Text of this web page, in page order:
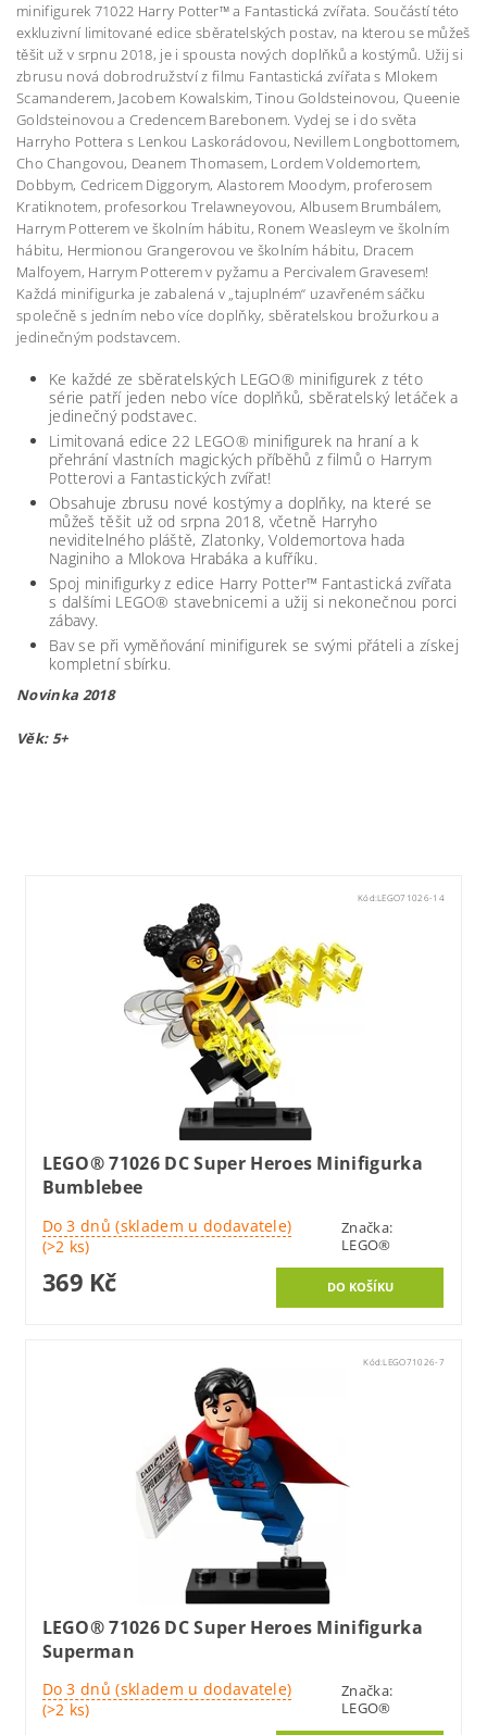
minifigurek 71022 Harry Potter™ a Fantastická zvířata. Součástí této
exkluzivní limitované edice sběratelských postav, na kterou se můžeš
těšit už v srpnu 2018, je i spousta nových doplňků a kostýmů. Užij si
zbrusu nová dobrodružství z filmu Fantastická zvířata s Mlokem
Scamanderem, Jacobem Kowalskim, Tinou Goldsteinovou, Queenie
Goldsteinovou a Credencem Barebonem. Vydej se i do světa
Harryho Pottera s Lenkou Laskorádovou, Nevillem Longbottomem,
Cho Changovou, Deanem Thomasem, Lordem Voldemortem,
Dobbym, Cedricem Diggorym, Alastorem Moodym, proferosem
Kratiknotem, profesorkou Trelawneyovou, Albusem Brumbálem,
Harrym Potterem ve školním hábitu, Ronem Weasleym ve školním
hábitu, Hermionou Grangerovou ve školním hábitu, Dracem
Malfoyem, Harrym Potterem v pyžamu a Percivalem Gravesem!
Každá minifigurka je zabalená v „tajuplném“ uzavřeném sáčku
společně s jedním nebo více doplňky, sběratelskou brožurkou a
jedinečným podstavcem.
Ke každé ze sběratelských LEGO® minifigurek z této
série patří jeden nebo více doplňků, sběratelský letáček a
jedinečný podstavec.
Limitovaná edice 22 LEGO® minifigurek na hraní a k
přehrání vlastních magických příběhů z filmů o Harrym
Potterovi a Fantastických zvířat!
Obsahuje zbrusu nové kostýmy a doplňky, na které se
můžeš těšit už od srpna 2018, včetně Harryho
neviditelného pláště, Zlatonky, Voldemortova hada
Naginiho a Mlokova Hrabáka a kufříku.
Spoj minifigurky z edice Harry Potter™ Fantastická zvířata
s dalšími LEGO® stavebnicemi a užij si nekonečnou porci
zábavy.
Bav se při vyměňování minifigurek se svými přáteli a získej
kompletní sbírku.
Novinka 2018
Věk: 5+
Kód:LEGO71026-14
LEGO® 71026 DC Super Heroes Minifigurka
Bumblebee
Do 3 dnů (skladem u dodavatele)
(>2 ks)
Značka:
LEGO®
369 Kč
Kód:LEGO71026-7
LEGO® 71026 DC Super Heroes Minifigurka
Superman
Do 3 dnů (skladem u dodavatele)
(>2 ks)
Značka:
LEGO®